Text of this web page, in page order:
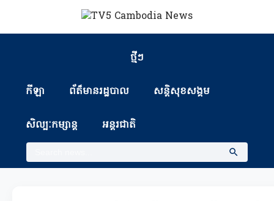
ថ្មីៗ
កីឡា ព័ត៏មានរដ្ឋបាល សន្តិសុខសង្គម
សិល្បៈកម្សាន្ត អន្តរជាតិ